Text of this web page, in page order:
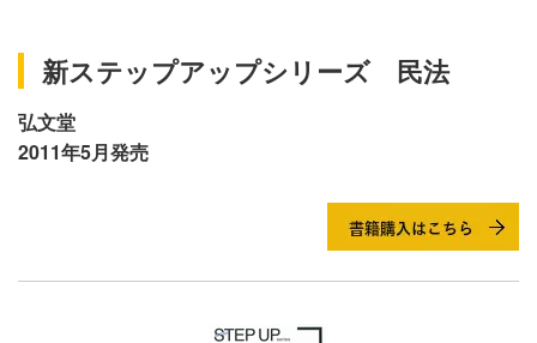
新ステップアップシリーズ 民法
弘文堂
2011年5月発売